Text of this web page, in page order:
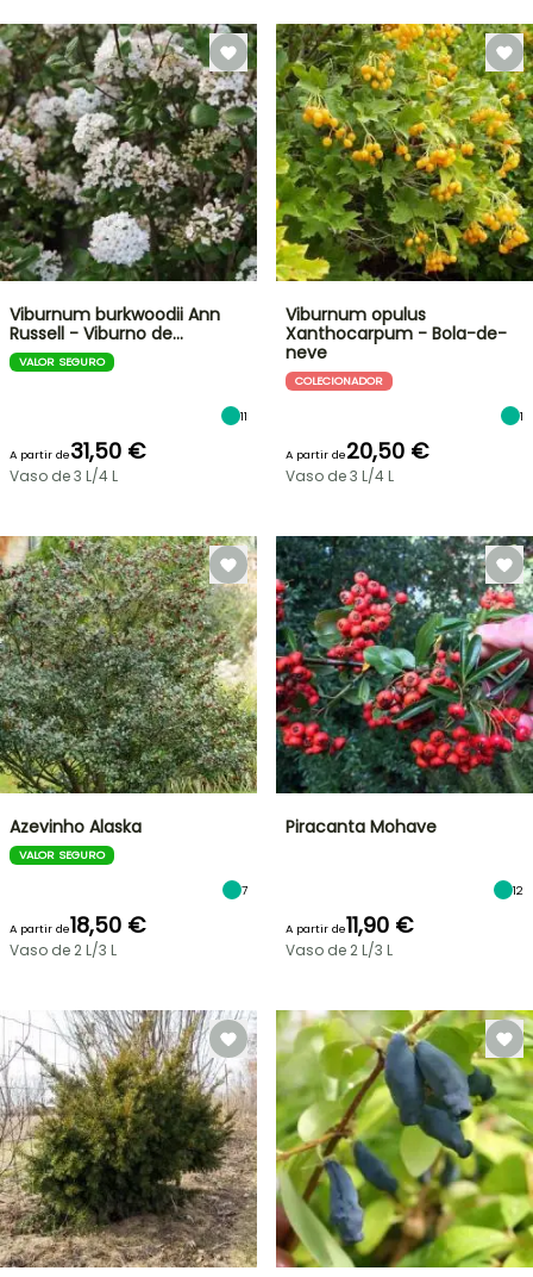
Viburnum burkwoodii Ann
Russell - Viburno de…
VALOR SEGURO
11
A partir de31,50 €
Vaso de 3 L/4 L
Viburnum opulus
Xanthocarpum - Bola-de-
neve
COLECIONADOR
1
A partir de20,50 €
Vaso de 3 L/4 L
Azevinho Alaska
VALOR SEGURO
7
A partir de18,50 €
Vaso de 2 L/3 L
Piracanta Mohave
12
A partir de11,90 €
Vaso de 2 L/3 L